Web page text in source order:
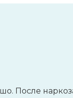
После